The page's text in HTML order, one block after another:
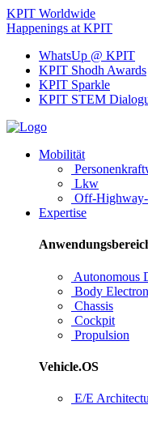
KPIT Worldwide
Happenings at KPIT
WhatsUp @ KPIT
KPIT Shodh Awards
KPIT Sparkle
KPIT STEM
Mobilität
Lkw
Off-Highway-
Expertise
Autonomous
Body
Chassis
Cockpit
Propulsion
Vehicle.OS
E/E